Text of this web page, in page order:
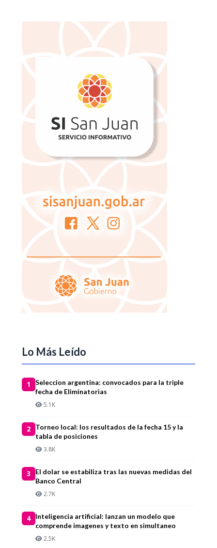
Lo Más Leído
1
Seleccion argentina: convocados para la triple
fecha de Eliminatorias
5.1K
2
Torneo local: los resultados de la fecha 15 y la
tabla de posiciones
3.8K
3
El dolar se estabiliza tras las nuevas medidas del
Banco Central
2.7K
4
Inteligencia artificial: lanzan un modelo que
comprende imagenes y texto en simultaneo
2.5K